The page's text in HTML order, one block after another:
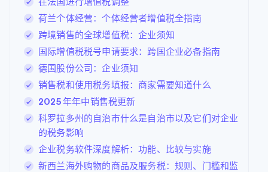
荷兰个体经营：个体经营者增值税全指南
跨境销售的全球增值税：企业须知
国际增值税税号申请要求：跨国企业必备指南
德国股份公司：企业须知
销售税和使用税务填报：商家需要知道什么
2025 年年中销售税更新
科罗拉多州的自治市什么是自治市以及它们对企业
的税务影响
企业税务软件深度解析：功能、比较与实施
新西兰海外购物的商品及服务税：规则、门槛和监